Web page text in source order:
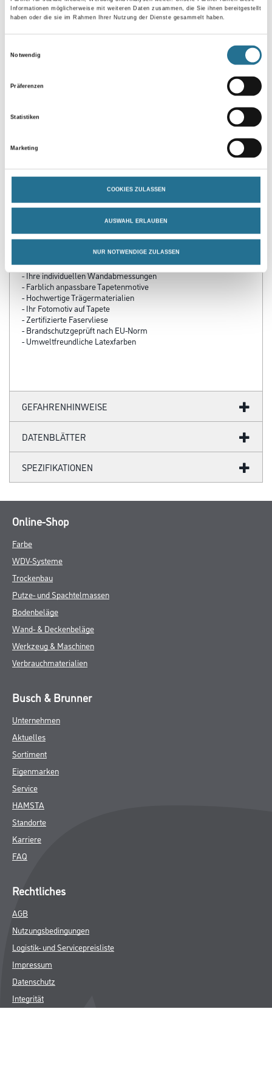
Informationen möglicherweise mit weiteren Daten zusammen, die Sie ihnen bereitgestellt
haben oder die sie im Rahmen Ihrer Nutzung der Dienste gesammelt haben.
Notwendig
Präferenzen
Statistiken
Marketing
COOKIES ZULASSEN
AUSWAHL ERLAUBEN
NUR NOTWENDIGE ZULASSEN
Gebinde
Umrechnungsfaktoren
PRODUKTEIGENSCHAFTEN
- Über 100 Motive für jeden Geschmack
- Ihre individuellen Wandabmessungen
- Farblich anpassbare Tapetenmotive
- Hochwertige Trägermaterialien
- Ihr Fotomotiv auf Tapete
- Zertifizierte Faservliese
- Brandschutzgeprüft nach EU-Norm
- Umweltfreundliche Latexfarben
GEFAHRENHINWEISE
DATENBLÄTTER
SPEZIFIKATIONEN
Online-Shop
Farbe
WDV-Systeme
Trockenbau
Putze- und Spachtelmassen
Bodenbeläge
Wand- & Deckenbeläge
Werkzeug & Maschinen
Verbrauchmaterialien
Busch & Brunner
Unternehmen
Aktuelles
Sortiment
Eigenmarken
Service
HAMSTA
Standorte
Karriere
FAQ
Rechtliches
AGB
Nutzungsbedingungen
Logistik- und Servicepreisliste
Impressum
Datenschutz
Integrität